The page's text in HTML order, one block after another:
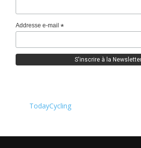
Addresse e-mail*
TodayCycling